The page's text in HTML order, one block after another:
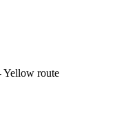
Yellow route